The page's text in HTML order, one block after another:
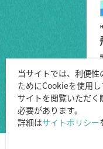
モデルコース
宿泊予約
アクセス
飛騨市の６つの魅力
ひだじまん図鑑
交通機関・道路情報
当サイトでは、利便
ためにCookieを使用し
サイトを閲覧いただ
必要があります。
詳細はサイトポリシー